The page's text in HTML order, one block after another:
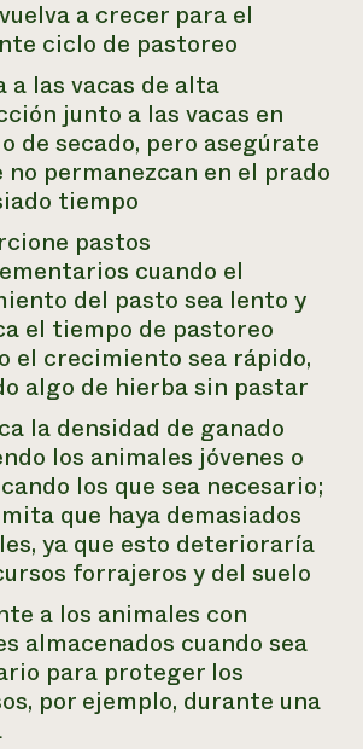
a crecer para el
ciclo de pastoreo
a las vacas de alta
junto a las vacas en
de secado, pero asegúrate
no permanezcan en el prado
tiempo
pastos
cuando el
del pasto sea lento y
el tiempo de pastoreo
el crecimiento sea rápido,
algo de hierba sin pastar
la densidad de ganado
los animales jóvenes o
los que sea necesario;
que haya demasiados
ya que esto deterioraría
forrajeros y del suelo
a los animales con
almacenados cuando sea
para proteger los
por ejemplo, durante una